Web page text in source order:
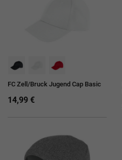
FC Zell/Bruck Jugend Cap Basic
14,99 €